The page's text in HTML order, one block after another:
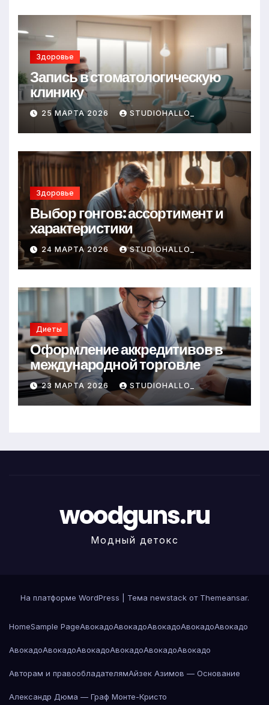
Здоровье
Запись в стоматологическую
клинику
25 МАРТА 2026 STUDIOHALLO_
Здоровье
Выбор гонгов: ассортимент и
характеристики
24 МАРТА 2026 STUDIOHALLO_
Диеты
Оформление аккредитивов в
международной торговле
23 МАРТА 2026 STUDIOHALLO_
woodguns.ru
Модный детокс
На платформе WordPress Тема newstack от Themeansar.
HomeSample PageАвокадоАвокадоАвокадоАвокадоАвокадо
АвокадоАвокадоАвокадоАвокадоАвокадоАвокадо
Авторам и правообладателямАйзек Азимов — Основание
Александр Дюма — Граф Монте-Кристо